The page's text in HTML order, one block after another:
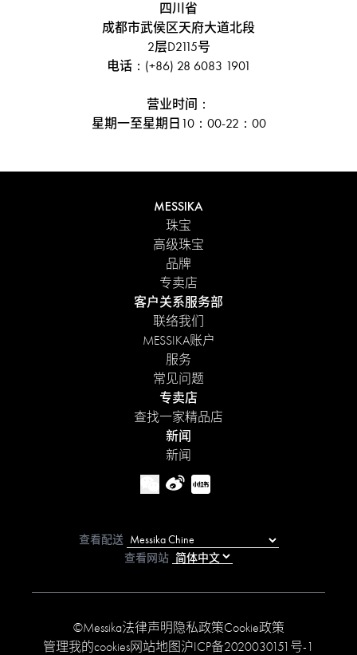
四川省
成都市武侯区天府大道北段
2层D2115号
电话：(+86) 28 6083 1901
营业时间：
星期一至星期日10：00-22：00
MESSIKA
珠宝
高级珠宝
品牌
专卖店
客户关系服务部
联络我们
MESSIKA账户
服务
常见问题
专卖店
查找一家精品店
新闻
新闻
©Messika法律声明 隐私政策Cookie政策
管理我的cookies网站地图 沪ICP备2020030151号-1
查看配送
查看网站